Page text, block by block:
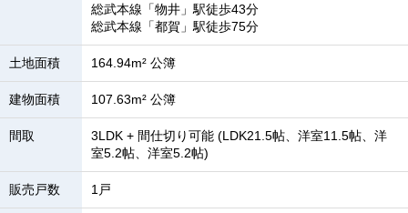
総武本線「物井」駅徒歩43分
総武本線「都賀」駅徒歩75分
土地面積 164.94m² 公簿
建物面積 107.63m² 公簿
間取
3LDK + 間仕切り可能 (LDK21.5帖、洋室11.5帖、洋
室5.2帖、洋室5.2帖)
販売戸数 1戸